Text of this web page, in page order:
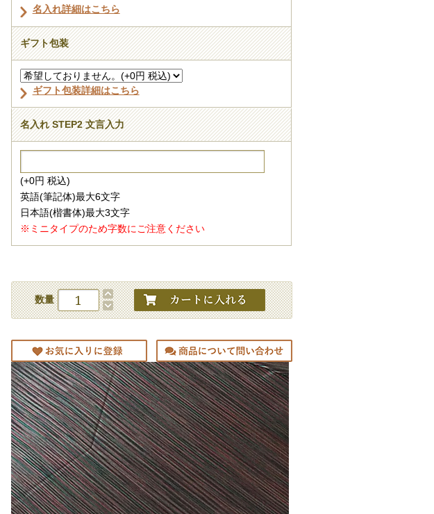
名入れ詳細はこちら
ギフト包装
ギフト包装詳細はこちら
名入れ STEP2 文言入力
(+0円 税込)
英語(筆記体)最大6文字
日本語(楷書体)最大3文字
※ミニタイプのため字数にご注意ください
数量